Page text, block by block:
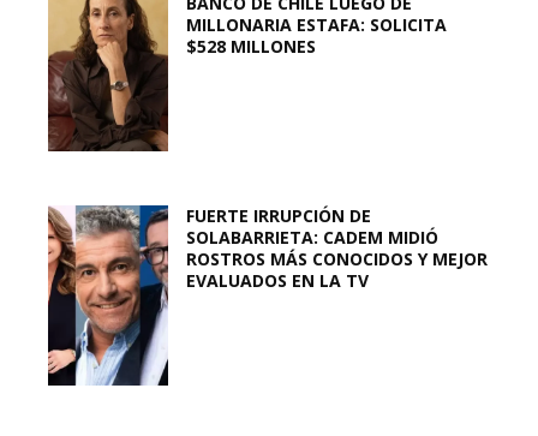
MILLONARIA ESTAFA: SOLICITA
$528 MILLONES
FUERTE IRRUPCIÓN DE
SOLABARRIETA: CADEM MIDIÓ
ROSTROS MÁS CONOCIDOS Y MEJOR
EVALUADOS EN LA TV